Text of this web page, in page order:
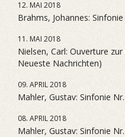
12. MAI 2018
Brahms, Johannes:
11. MAI 2018
Nielsen, Carl: Ouverture
Neueste Nachrichten)
09. APRIL 2018
Mahler, Gustav: Sinfonie
08. APRIL 2018
Mahler, Gustav: Sinfonie